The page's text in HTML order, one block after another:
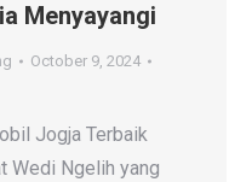
Menyayangi
October 9, 2024
Jogja Terbaik
Wedi Ngelih yang